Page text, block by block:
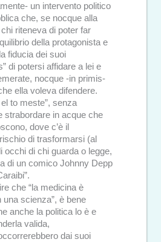
un intervento politico
che, se nocque alla
riteneva di poter far
della protagonista e
fiducia dei suoi
di potersi affidare a lei e
nocque -in primis-
ella voleva difendere.
to meste”, senza
strabordare in acque che
dove c’è il
di trasformarsi (al
occhi di chi guarda o legge,
di un comico Johnny Depp
che “la medicina è
una scienza”, è bene
anche la politica lo è e
valida,
dai suoi